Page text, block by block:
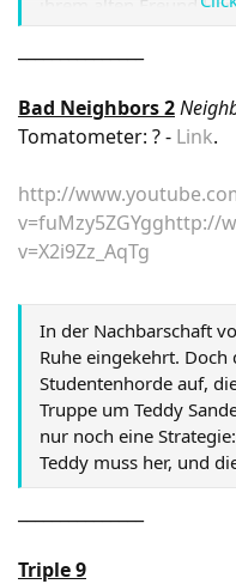
ihrem alten Freund
attraktiven Tochter
Paul bald der lasziven
"alte" Leidenschaft. Ein
immer tiefer in einen
Bad Neighbors 2
Tomatometer: ? - Link.
http://
v=fuMzy5ZGYgghttp://
v=X2i9Zz_AqTg
In der Nachbarschaft
Ruhe eingekehrt.
Studentenhorde auf,
Truppe um Teddy
nur noch eine
Teddy muss her, und
Triple 9